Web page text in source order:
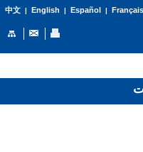
中文| English | Español | Français